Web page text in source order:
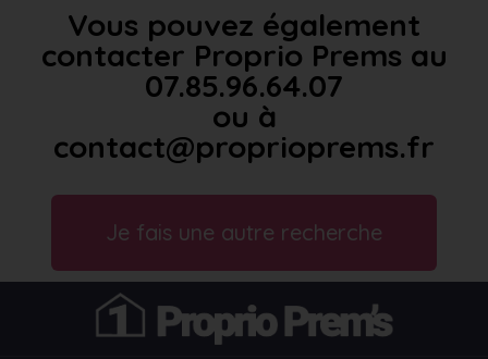
Vous pouvez également
contacter Proprio Prems au
07.85.96.64.07
ou à
contact@proprioprems.fr
Je fais une autre recherche